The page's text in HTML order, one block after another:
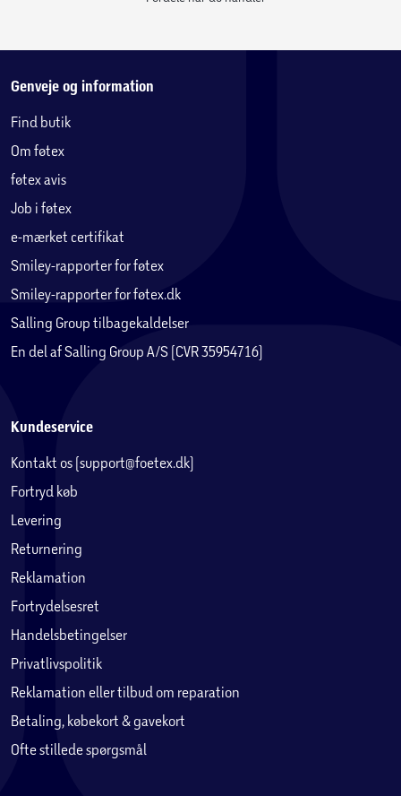
Genveje og information
Find butik
Om føtex
føtex avis
Job i føtex
e-mærket certifikat
Smiley-rapporter for føtex
Smiley-rapporter for føtex.dk
Salling Group tilbagekaldelser
En del af Salling Group A/S (CVR 35954716)
Kundeservice
Kontakt os (support@foetex.dk)
Fortryd køb
Levering
Returnering
Reklamation
Fortrydelsesret
Handelsbetingelser
Privatlivspolitik
Reklamation eller tilbud om reparation
Betaling, købekort & gavekort
Ofte stillede spørgsmål